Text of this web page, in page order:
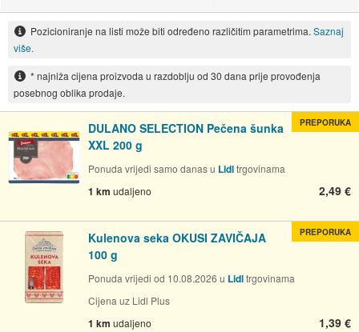
Pozicioniranje na listi može biti određeno različitim parametrima. Saznaj
više.
* najniža cijena proizvoda u razdoblju od 30 dana prije provođenja
posebnog oblika prodaje.
DULANO SELECTION Pečena šunka
XXL 200 g
Ponuda vrijedi samo danas u Lidltrgovinama
1 km udaljeno 2,49 €
PREPORUKA
Kulenova seka OKUSI ZAVIČAJA
100 g
Ponuda vrijedi od 10.08.2026 u Lidltrgovinama
Cijena uz Lidl Plus
1 km udaljeno 1,39 €
PREPORUKA